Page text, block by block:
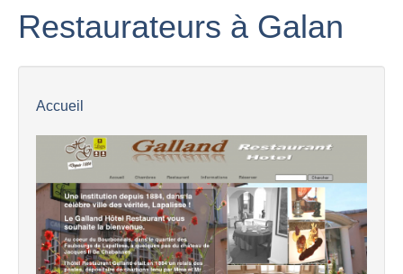
Restaurateurs à Galan
Accueil